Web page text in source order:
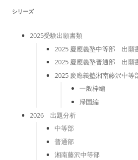
シリーズ
2025受験出願書類
2025 慶應義塾中等部 出願
2025 慶應義塾普通部 出願
2025 慶應義塾湘南藤沢中
一般枠編
帰国編
2026 出題分析
中等部
普通部
湘南藤沢中等部